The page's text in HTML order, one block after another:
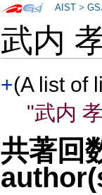
武内
+(A list of
"武内
共著回
AIST >